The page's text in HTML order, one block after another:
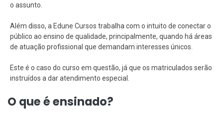
o assunto.
Além disso, a Edune Cursos trabalha com o intuito de conectar o
público ao ensino de qualidade, principalmente, quando há áreas
de atuação profissional que demandam interesses únicos.
Este é o caso do curso em questão, já que os matriculados serão
instruídos a dar atendimento especial.
O que é ensinado?